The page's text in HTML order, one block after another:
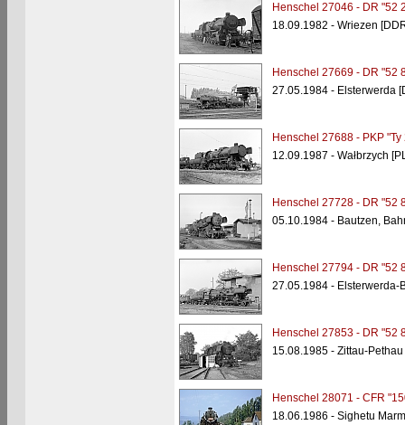
Henschel 27046 - DR "52
18.09.1982 - Wriezen
Henschel 27669 - DR "52
27.05.1984 - Elsterwerda
Henschel 27688 - PKP "Ty
12.09.1987 - Wałbrzych
Henschel 27728 - DR "52
05.10.1984 - Bautzen,
Henschel 27794 - DR "52
27.05.1984 - Elsterwerda-
Henschel 27853 - DR "52
15.08.1985 - Zittau-Pethau
Henschel 28071 - CFR
18.06.1986 - Sighetu